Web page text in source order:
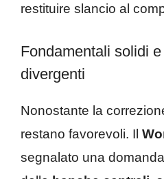
restituire slancio al
Fondamentali solidi
divergenti
Nonostante la
restano favorevoli. Il
segnalato una